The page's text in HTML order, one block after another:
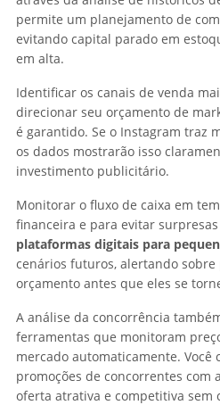
permite um planejamento de
evitando capital parado em
em alta.
Identificar os canais de venda
direcionar seu orçamento de
é garantido. Se o Instagram traz
os dados mostrarão isso
investimento publicitário.
Monitorar o fluxo de caixa em
financeira e para evitar
plataformas digitais para
cenários futuros, alertando sobre
orçamento antes que eles se
A análise da concorrência
ferramentas que monitoram
mercado automaticamente. Você
promoções de concorrentes com
oferta atrativa e competitiva sem